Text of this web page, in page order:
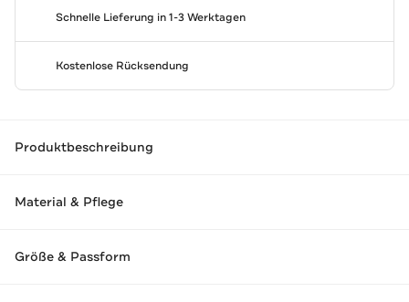
Schnelle Lieferung in 1-3 Werktagen
Kostenlose Rücksendung
Produktbeschreibung
Material & Pflege
Größe & Passform